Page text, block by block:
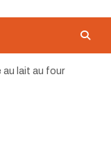
au lait au four